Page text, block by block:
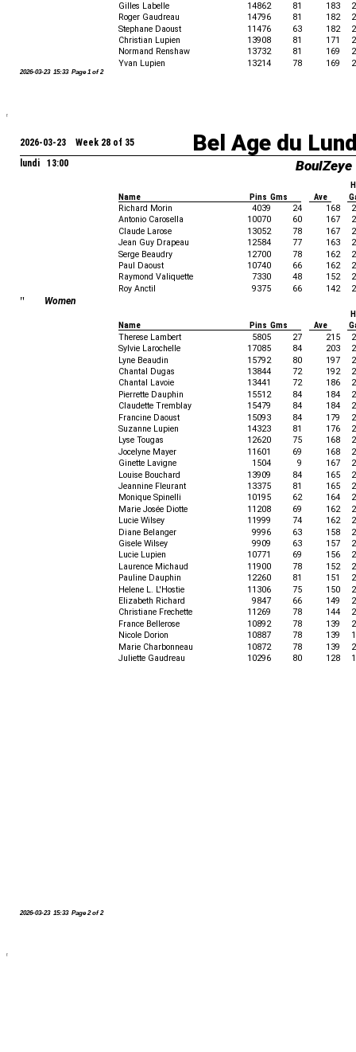
Gilles Labelle
14862 81 183
Roger Gaudreau
14796 81 182
Stephane Daoust
11476 63 182
Christian Lupien
13908 81 171
Normand Renshaw
13732 81 169
Yvan Lupien
13214 78 169
2026-03-23 15:33 Page 1 of 2
Bel Age du
2026-03-23 Week 28 of 35
lundi 13:00
BoulZeye
Name
Pins Gms Ave
Richard Morin
4039 24 168
Antonio Carosella
10070 60 167
Claude Larose
13052 78 167
Jean Guy Drapeau
12584 77 163
Serge Beaudry
12700 78 162
Paul Daoust
10740 66 162
Raymond Valiquette
7330 48 152
Roy Anctil
9375 66 142
" Women
Name
Pins Gms Ave
Therese Lambert
5805 27 215
Sylvie Larochelle
17085 84 203
Lyne Beaudin
15792 80 197
Chantal Dugas
13844 72 192
Chantal Lavoie
13441 72 186
Pierrette Dauphin
15512 84 184
Claudette Tremblay
15479 84 184
Francine Daoust
15093 84 179
Suzanne Lupien
14323 81 176
Lyse Tougas
12620 75 168
Jocelyne Mayer
11601 69 168
Ginette Lavigne
1504 9 167
Louise Bouchard
13909 84 165
Jeannine Fleurant
13375 81 165
Monique Spinelli
10195 62 164
Marie Josée Diotte
11208 69 162
Lucie Wilsey
11999 74 162
Diane Belanger
9996 63 158
Gisele Wilsey
9909 63 157
Lucie Lupien
10771 69 156
Laurence Michaud
11900 78 152
Pauline Dauphin
12260 81 151
Helene L. L'Hostie
11306 75 150
Elizabeth Richard
9847 66 149
Christiane Frechette
11269 78 144
France Bellerose
10892 78 139
Nicole Dorion
10887 78 139
Marie Charbonneau
10872 78 139
Juliette Gaudreau
10296 80 128
2026-03-23 15:33 Page 2 of 2